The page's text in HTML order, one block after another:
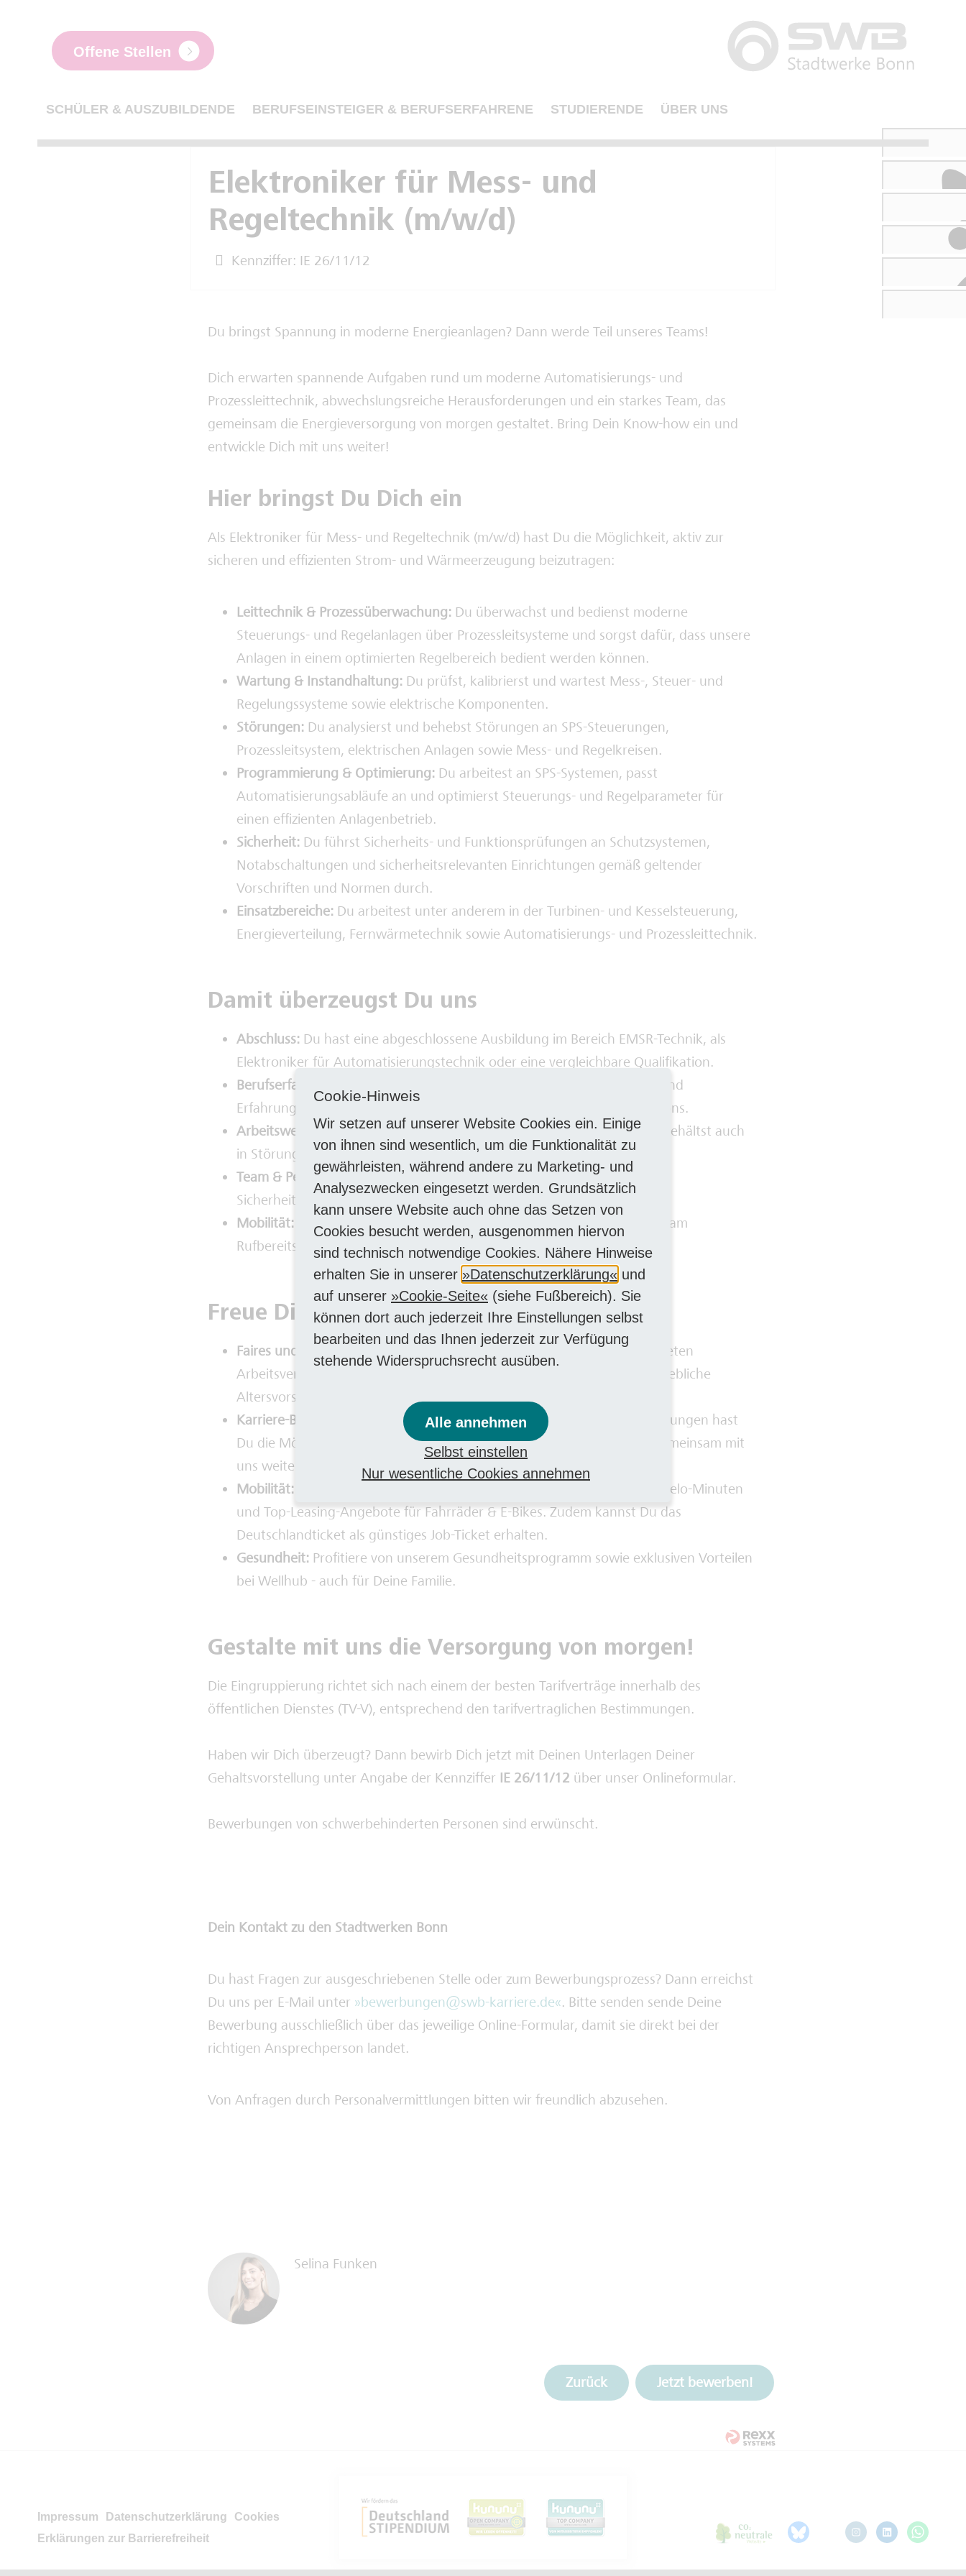
Offene Stellen
SCHÜLER & AUSZUBILDENDE BERUFSEINSTEIGER & BERUFSERFAHRENE STUDIERENDE ÜBER UNS
Elektroniker für Mess- und
Regeltechnik (m/w/d)
Kennziffer: IE 26/11/12
Du bringst Spannung in moderne Energieanlagen? Dann werde Teil unseres Teams!
Dich erwarten spannende Aufgaben rund um moderne Automatisierungs- und
Prozessleittechnik, abwechslungsreiche Herausforderungen und ein starkes Team, das
gemeinsam die Energieversorgung von morgen gestaltet. Bring Dein Know-how ein und
entwickle Dich mit uns weiter!
Hier bringst Du Dich ein
Als Elektroniker für Mess- und Regeltechnik (m/w/d) hast Du die Möglichkeit, aktiv zur
sicheren und effizienten Strom- und Wärmeerzeugung beizutragen:
Leittechnik & Prozessüberwachung: Du überwachst und bedienst moderne
Steuerungs- und Regelanlagen über Prozessleitsysteme und sorgst dafür, dass unsere
Anlagen in einem optimierten Regelbereich bedient werden können.
Wartung & Instandhaltung: Du prüfst, kalibrierst und wartest Mess-, Steuer- und
Regelungssysteme sowie elektrische Komponenten.
Störungen: Du analysierst und behebst Störungen an SPS-Steuerungen,
Prozessleitsystem, elektrischen Anlagen sowie Mess- und Regelkreisen.
Programmierung & Optimierung: Du arbeitest an SPS-Systemen, passt
Automatisierungsabläufe an und optimierst Steuerungs- und Regelparameter für
einen effizienten Anlagenbetrieb.
Sicherheit: Du führst Sicherheits- und Funktionsprüfungen an Schutzsystemen,
Notabschaltungen und sicherheitsrelevanten Einrichtungen gemäß geltender
Vorschriften und Normen durch.
Einsatzbereiche: Du arbeitest unter anderem in der Turbinen- und Kesselsteuerung,
Energieverteilung, Fernwärmetechnik sowie Automatisierungs- und Prozessleittechnik.
Damit überzeugst Du uns
Abschluss: Du hast eine abgeschlossene Ausbildung im Bereich EMSR-Technik, als
Elektroniker für Automatisierungstechnik oder eine vergleichbare Qualifikation.
Berufserfahrung:
Idealerweise verfügst Du bereits über Vorkenntnisse und
Erfahrungen mit den Prozessleittechnik SPPAT3000 und 800xA Operations.
Arbeitsweise:Du arbeitest selbstständig, verantwortungsbewusst und behältst auch
in Störungssituationen den Überblick.
Team & Persönlichkeit:Teamfähigkeit, Zuverlässigkeit und ein hohes
Sicherheitsbewusstsein zeichnen Dich aus.
Mobilität:
Du besitzt einen Führerschein der Klasse B und die Teilnahme am
Rufbereitschaftsdienst ist für Dich kein Problem.
Freue Dich auf Folgendes
Faires und attraktives Gesamtpaket: Du kannst Dich auf einen unbefristeten
Arbeitsvertrag nach Tarif, Jahressonderzahlungen, 30 Tage Urlaub, betriebliche
Altersvorsorge und vermögenswirksame Leistungen freuen.
Karriere-Boost:
Durch regelmäßige Schulungen und fachliche Weiterbildungen hast
Du die Möglichkeit, Dein Wissen kontinuierlich auszubauen und Dich gemeinsam mit
uns weiterzuentwickeln.
Mobilität:
Vergünstigte Mitarbeitenden- & Familientickets, kostenlose Welo-Minuten
und Top-Leasing-Angebote für Fahrräder & E-Bikes. Zudem kannst Du das
Deutschlandticket als günstiges Job-Ticket erhalten.
Gesundheit: Profitiere von unserem Gesundheitsprogramm sowie exklusiven Vorteilen
bei Wellhub - auch für Deine Familie.
Gestalte mit uns die Versorgung von morgen!
Die Eingruppierung richtet sich nach einem der besten Tarifverträge innerhalb des
öffentlichen Dienstes (TV-V), entsprechend den tarifvertraglichen Bestimmungen.
Haben wir Dich überzeugt? Dann bewirb Dich jetzt mit Deinen Unterlagen Deiner
Gehaltsvorstellung unter Angabe der Kennziffer IE 26/11/12 über unser Onlineformular.
Bewerbungen von schwerbehinderten Personen sind erwünscht.
Dein Kontakt zu den Stadtwerken Bonn
Du hast Fragen zur ausgeschriebenen Stelle oder zum Bewerbungsprozess? Dann erreichst
Du uns per E-Mail unter
bewerbungen@swb-karriere.de . Bitte senden sende Deine
Bewerbung ausschließlich über das jeweilige Online-Formular, damit sie direkt bei der
richtigen Ansprechperson landet.
Von Anfragen durch Personalvermittlungen bitten wir freundlich abzusehen.
Selina Funken
Zurück Jetzt bewerben!
Impressum Datenschutzerklärung
Cookies
Erklärungen zur Barrierefreiheit
Cookie-Hinweis
Wir setzen auf unserer Website Cookies ein. Einige
von ihnen sind wesentlich, um die Funktionalität zu
gewährleisten, während andere zu Marketing- und
Analysezwecken eingesetzt werden. Grundsätzlich
kann unsere Website auch ohne das Setzen von
Cookies besucht werden, ausgenommen hiervon
sind technisch notwendige Cookies. Nähere Hinweise
erhalten Sie in unserer
Datenschutzerklärung
und
auf unserer
Cookie-Seite
(siehe Fußbereich). Sie
können dort auch jederzeit Ihre Einstellungen selbst
bearbeiten und das Ihnen jederzeit zur Verfügung
stehende Widerspruchsrecht ausüben.
Alle annehmen
Selbst einstellen
Nur wesentliche Cookies annehmen